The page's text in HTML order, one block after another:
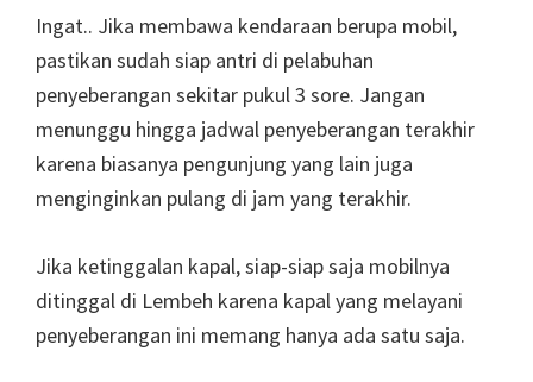
Ingat.. Jika membawa kendaraan berupa mobil,
pastikan sudah siap antri di pelabuhan
penyeberangan sekitar pukul 3 sore. Jangan
menunggu hingga jadwal penyeberangan terakhir
karena biasanya pengunjung yang lain juga
menginginkan pulang di jam yang terakhir.
Jika ketinggalan kapal, siap-siap saja mobilnya
ditinggal di Lembeh karena kapal yang melayani
penyeberangan ini memang hanya ada satu saja.